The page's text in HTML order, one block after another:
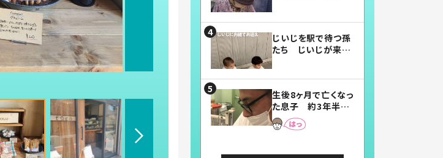
じいじを駅で待つ孫
たち じいじが来た
まらない」「幸せにな
れる」
生後8ヶ月で亡くなっ
た息子 約3年半
後、当時の妻の日記
に書いてあった本音